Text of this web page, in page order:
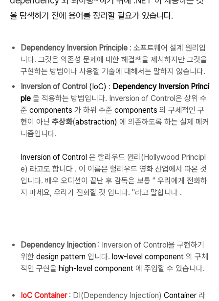
을 탐색하기 전에 용어를 정리할 필요가 있습니다.
Dependency Inversion Principle : 소프트웨어 설계 원리입
니다. 그것은 의존성 문제에 대한 해결책을 제시하지만 그것을
구현하는 방법이나 사용할 기술에 대해서는 말하지 않습니다.
Inversion of Control (IoC) : Dependency Inversion Princi
ple 을 적용하는 방법입니다. Inversion of Control은 상위 수
준 components 가 하위 수준 components 의 구체적인 구
현이 아닌 추상화(abstraction) 에 의존하도록 하는 실제 메커
니즘입니다.
Inversion of Control 은 할리우드 원리(Hollywood Principl
e) 라고도 합니다 . 이 이름은 헐리우드 영화 산업에서 따온 것
입니다. 배우 오디션이 끝난 후 감독은 보통 " 우리에게 전화하
지 마세요, 우리가 전화할 것 입니다. "라고 말합니다 .
Dependency Injection : Inversion of Control을 구현하기
위한 design pattern 입니다. low-level component 의 구체
적인 구현을 high-level component 에 주입할 수 있습니다.
IoC Container : DI(Dependency Injection) Container 라